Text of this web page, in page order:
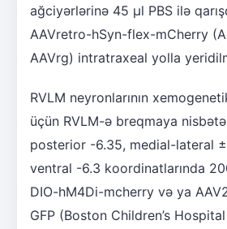
ağciyərlərinə 45 μl PBS ilə
AAVretro-hSyn-flex-mCherry
AAVrg) intratraxeal yolla
RVLM neyronlarının
üçün RVLM-ə breqmaya
posterior -6.35, medial-lateral
ventral -6.3 koordinatlarında
DIO-hM4Di-mcherry və ya
GFP (Boston Children’s